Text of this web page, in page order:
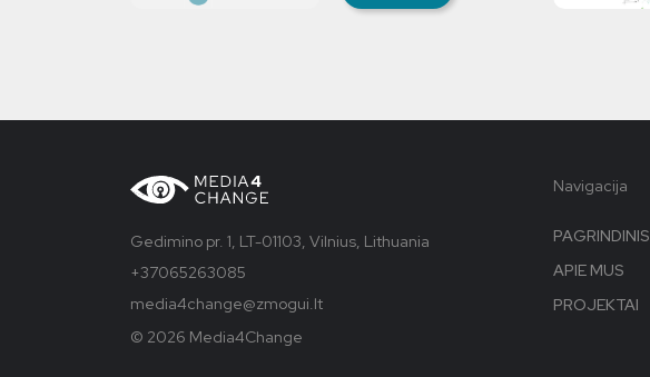
Gedimino pr. 1, LT-01103, Vilnius, Lithuania
+37065263085
media4change@zmogui.lt
Navigacija
PAGRINDINIS
APIE MUS
PROJEKTAI
© 2026 Media4Change